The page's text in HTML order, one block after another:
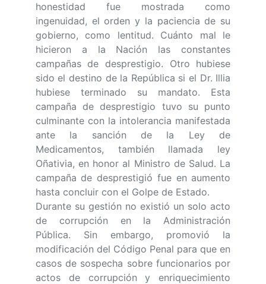
honestidad fue mostrada como
ingenuidad, el orden y la paciencia de su
gobierno, como lentitud. Cuánto mal le
hicieron a la Nación las constantes
campañas de desprestigio. Otro hubiese
sido el destino de la República si el Dr. Illia
hubiese terminado su mandato. Esta
campaña de desprestigio tuvo su punto
culminante con la intolerancia manifestada
ante la sanción de la Ley de
Medicamentos, también llamada ley
Oñativia, en honor al Ministro de Salud. La
campaña de desprestigió fue en aumento
hasta concluir con el Golpe de Estado.
Durante su gestión no existió un solo acto
de corrupción en la Administración
Pública. Sin embargo, promovió la
modificación del Código Penal para que en
casos de sospecha sobre funcionarios por
actos de corrupción y enriquecimiento